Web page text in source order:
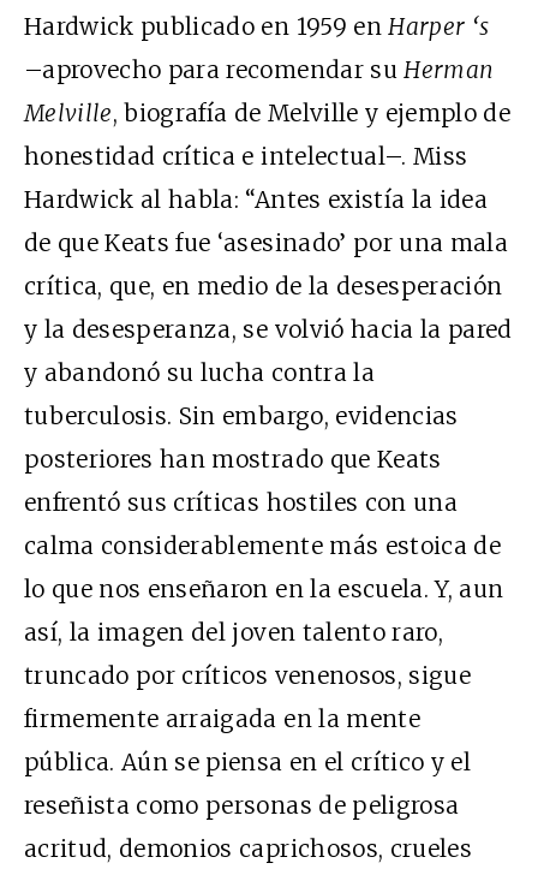
Hardwick publicado en 1959 enHarper ‘s
–aprovecho para recomendar suHerman
Melville, biografía de Melville y ejemplo de
honestidad crítica e intelectual–. Miss
Hardwick al habla: “Antes existía la idea
de que Keats fue ‘asesinado’ por una mala
crítica, que, en medio de la desesperación
y la desesperanza, se volvió hacia la pared
y abandonó su lucha contra la
tuberculosis. Sin embargo, evidencias
posteriores han mostrado que Keats
enfrentó sus críticas hostiles con una
calma considerablemente más estoica de
lo que nos enseñaron en la escuela. Y, aun
así, la imagen del joven talento raro,
truncado por críticos venenosos, sigue
firmemente arraigada en la mente
pública. Aún se piensa en el crítico y el
reseñista como personas de peligrosa
acritud, demonios caprichosos, crueles